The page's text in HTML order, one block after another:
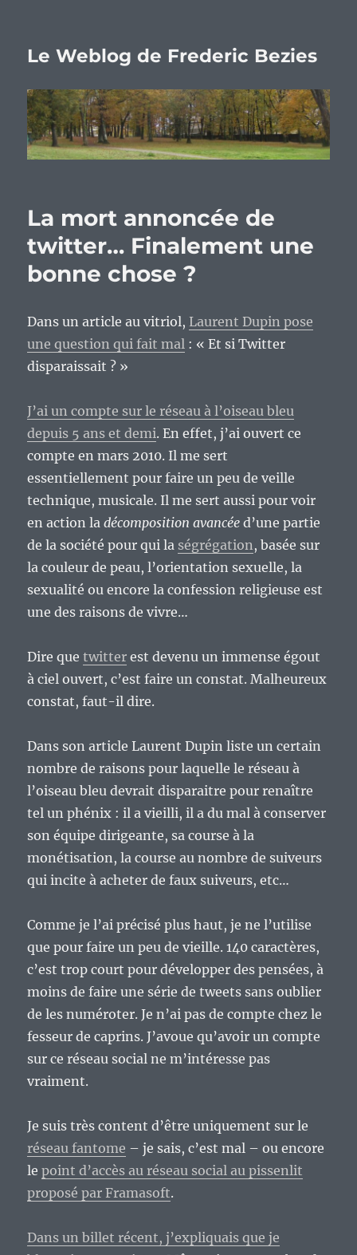
Le Weblog de Frederic Bezies
La mort annoncée de
twitter… Finalement une
bonne chose ?
Dans un article au vitriol, Laurent Dupin pose
une question qui fait mal : « Et si Twitter
disparaissait ? »
J’ai un compte sur le réseau à l’oiseau bleu
depuis 5 ans et demi. En effet, j’ai ouvert ce
compte en mars 2010. Il me sert
essentiellement pour faire un peu de veille
technique, musicale. Il me sert aussi pour voir
en action ladécomposition avancée d’une partie
de la société pour qui la ségrégation, basée sur
la couleur de peau, l’orientation sexuelle, la
sexualité ou encore la confession religieuse est
une des raisons de vivre…
Dire quetwitter est devenu un immense égout
à ciel ouvert, c’est faire un constat. Malheureux
constat, faut-il dire.
Dans son article Laurent Dupin liste un certain
nombre de raisons pour laquelle le réseau à
l’oiseau bleu devrait disparaitre pour renaître
tel un phénix : il a vieilli, il a du mal à conserver
son équipe dirigeante, sa course à la
monétisation, la course au nombre de suiveurs
qui incite à acheter de faux suiveurs, etc…
Comme je l’ai précisé plus haut, je ne l’utilise
que pour faire un peu de vieille. 140 caractères,
c’est trop court pour développer des pensées, à
moins de faire une série de tweets sans oublier
de les numéroter. Je n’ai pas de compte chez le
fesseur de caprins. J’avoue qu’avoir un compte
sur ce réseau social ne m’intéresse pas
vraiment.
Je suis très content d’être uniquement sur le
réseau fantome – je sais, c’est mal – ou encore
lepoint d’accès au réseau social au pissenlit
proposé par Framasoft.
Dans un billet récent, j’expliquais que je